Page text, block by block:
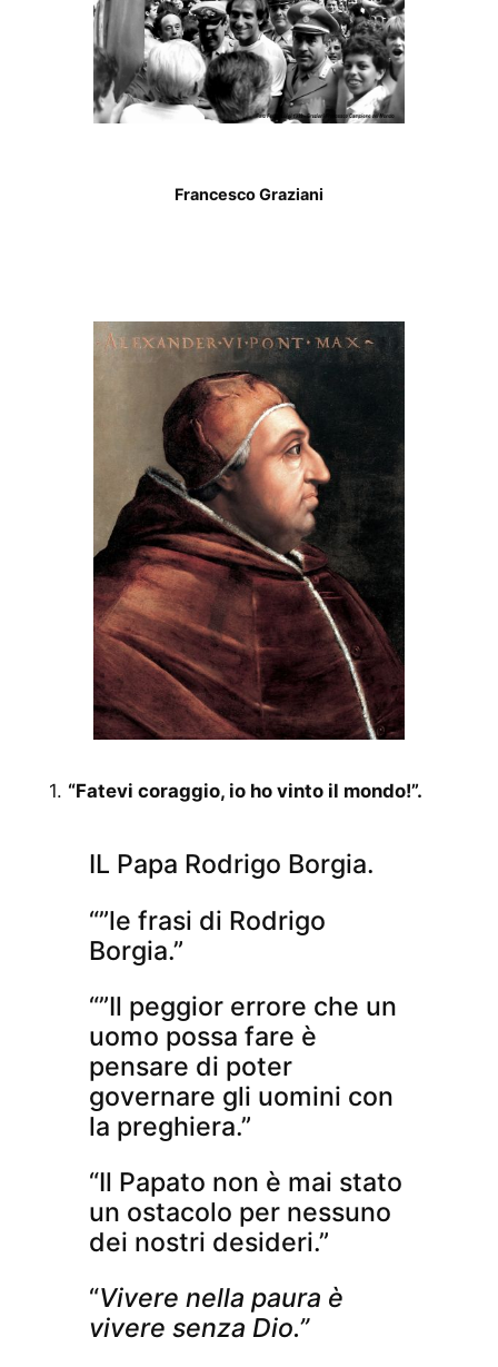
Francesco Graziani
1. “Fatevi coraggio, io ho vinto il mondo!”.
IL Papa Rodrigo Borgia.
“”le frasi di Rodrigo
Borgia.”
“”Il peggior errore che un
uomo possa fare è
pensare di poter
governare gli uomini con
la preghiera.”
“Il Papato non è mai stato
un ostacolo per nessuno
dei nostri desideri.”
“Vivere nella paura è
vivere senza Dio.”